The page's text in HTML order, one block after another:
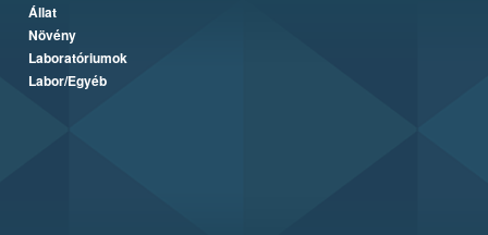
Állat
Növény
Laboratóriumok
Labor/Egyéb